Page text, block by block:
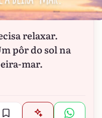
relaxar.
pôr do sol na
mar.